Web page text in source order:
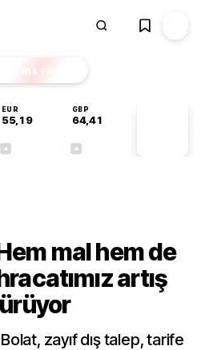
Finans EKSTRA
EUR
55,19
GBP
64,41
mal hem de
artış
zayıf dış talep, tarife